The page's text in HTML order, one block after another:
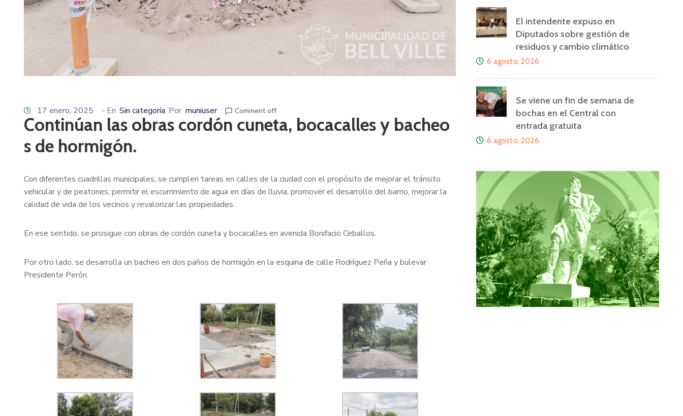
17 enero, 2025 - En Sin categoría Por muniuser Comment off
Continúan las obras cordón cuneta, bocacalles y bacheo
s de hormigón.
Con diferentes cuadrillas municipales, se cumplen tareas en calles de la ciudad con el propósito de mejorar el tránsito
vehicular y de peatones, permitir el escurrimiento de agua en días de lluvia, promover el desarrollo del barrio, mejorar la
calidad de vida de los vecinos y revalorizar las propiedades.
En ese sentido, se prosigue con obras de cordón cuneta y bocacalles en avenida Bonifacio Ceballos.
Por otro lado, se desarrolla un bacheo en dos paños de hormigón en la esquina de calle Rodríguez Peña y bulevar
Presidente Perón.
El intendente expuso en
Diputados sobre gestión de
residuos y cambio climático
6 agosto, 2026
Se viene un fin de semana de
bochas en el Central con
entrada gratuita
6 agosto, 2026